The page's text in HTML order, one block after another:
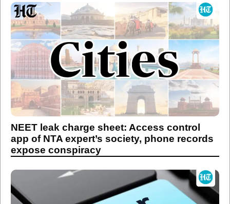
NEET leak charge sheet: Access control
app of NTA expert’s society, phone records
expose conspiracy